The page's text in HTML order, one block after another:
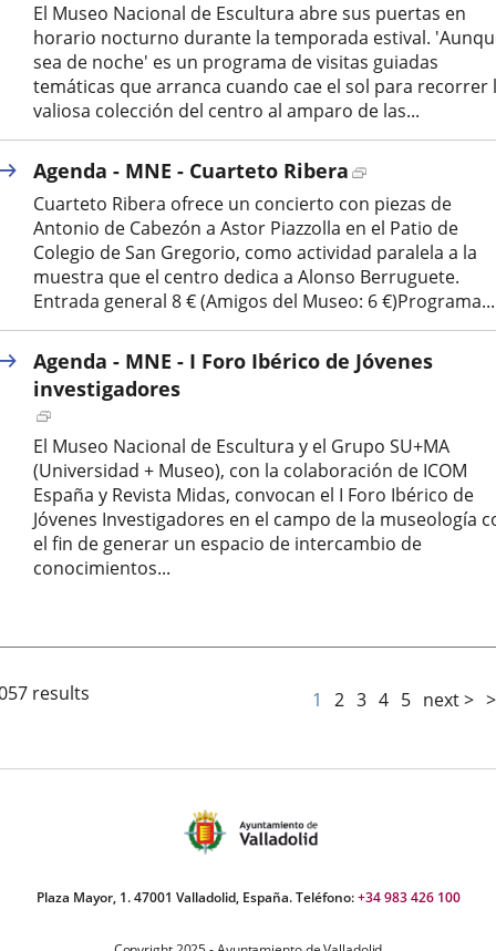
una
El Museo Nacional de Escultura abre sus puertas en
horario nocturno durante la temporada estival.
sea de noche' es un programa de visitas guiadas
temáticas que arranca cuando cae el sol para recorrer
valiosa colección del centro al amparo de las...
Agenda - MNE - Cuarteto Ribera
Enlace
una
aplicación
externa.
Cuarteto Ribera ofrece un concierto con piezas de
Antonio de Cabezón a Astor Piazzolla en el Patio de
Colegio de San Gregorio, como actividad paralela a la
muestra que el centro dedica a Alonso Berruguete.
Entrada general 8 € (Amigos del Museo: 6 €)Programa...
Agenda - MNE - I Foro Ibérico de Jóvenes
investigadores
Enlace
a
una
aplicación
externa.
El Museo Nacional de Escultura y el Grupo SU+MA
(Universidad + Museo), con la colaboración de ICOM
España y Revista Midas, convocan el I Foro Ibérico de
Jóvenes Investigadores en el campo de la museología
el fin de generar un espacio de intercambio de
conocimientos...
results 1 2 3 4 5 next >
Plaza Mayor, 1. 47001 Valladolid, España. Teléfono:+34 983 426 100